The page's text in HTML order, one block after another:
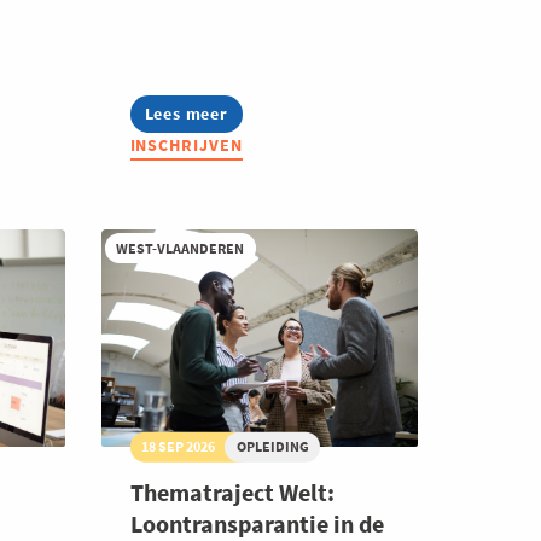
Lees meer
about
Lerend
Netwerk
INSCHRIJVEN
WEST-VLAANDEREN
18 SEP 2026 OPLEIDING
Thematraject Welt:
Loontransparantie in de